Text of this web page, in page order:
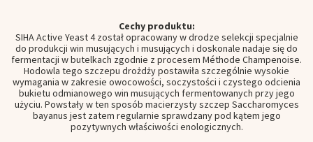
Cechy produktu:
SIHA Active Yeast 4 został opracowany w drodze selekcji specjalnie
do produkcji win musujących i musujących i doskonale nadaje się do
fermentacji w butelkach zgodnie z procesem Méthode Champenoise.
Hodowla tego szczepu drożdży postawiła szczególnie wysokie
wymagania w zakresie owocowości, soczystości i czystego odcienia
bukietu odmianowego win musujących fermentowanych przy jego
użyciu. Powstały w ten sposób macierzysty szczep Saccharomyces
bayanus jest zatem regularnie sprawdzany pod kątem jego
pozytywnych właściwości enologicznych.